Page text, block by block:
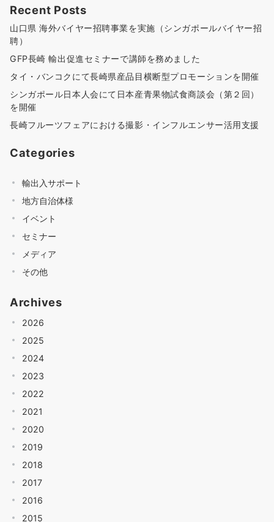
Recent Posts
山口県 海外バイヤー招聘事業を実施（シンガポールバイヤー招
聘）
GFP長崎 輸出促進セミナーで講師を務めました
タイ・バンコクにて長崎県産品目横断型プロモーションを開催
シンガポール日本人会にて日本産青果物試食商談会（第２回）
を開催
長崎フルーツフェアにおける撮影・インフルエンサー活用支援
Categories
輸出入サポート
地方自治体様
イベント
セミナー
メディア
その他
Archives
2026
2025
2024
2023
2022
2021
2020
2019
2018
2017
2016
2015